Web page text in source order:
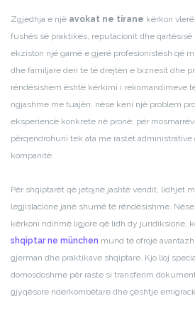
Zgjedhja e një avokat ne tirane kërkon
fushës së praktikës, reputacionit dhe
ekziston një gamë e gjerë profesionistësh që
dhe familjare deri te të drejtën e biznesit dhe
rëndësishëm është kërkimi i rekomandimeve
ngjashme me tuajën: nëse keni një problem
eksperiencë konkrete në pronë; për
përqendrohuni tek ata me rastet
kompanitë.
Për shqiptarët që jetojnë jashtë vendit, lidhjet
legjislacione janë shumë të rëndësishme.
kërkoni ndihmë ligjore që lidh dy juridiksione,
shqiptar ne münchen mund të ofrojë
gjerman dhe praktikave shqiptare. Kjo lloj
domosdoshme për raste si transferim
gjyqësore ndërkombëtare dhe çështje